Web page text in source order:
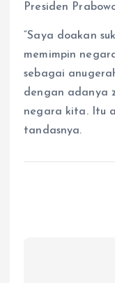
Presiden
“Saya doakan
memimpin
sebagai
dengan adanya
negara kita. Itu
tandasnya.